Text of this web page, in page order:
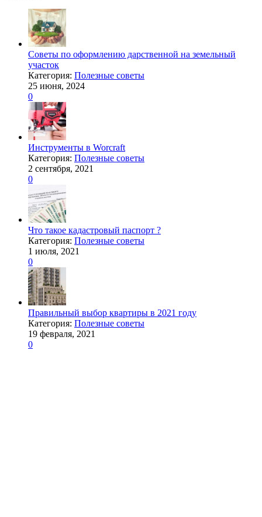
Советы по оформлению дарственной на земельный
участок
Категория: Полезные советы
25 июня, 2024
0
Инструменты в Worcraft
Категория: Полезные советы
2 сентября, 2021
0
Что такое кадастровый паспорт ?
Категория: Полезные советы
1 июля, 2021
0
Правильный выбор квартиры в 2021 году
Категория: Полезные советы
19 февраля, 2021
0